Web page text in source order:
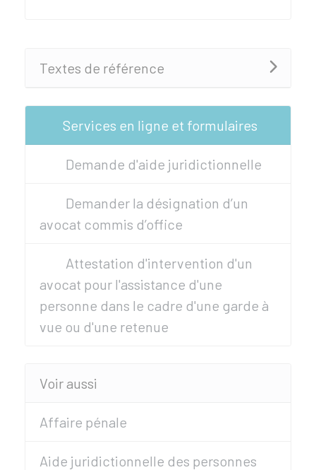
Textes de référence
Services en ligne et formulaires
Demande d'aide juridictionnelle
Demander la désignation d’un
avocat commis d’office
Attestation d'intervention d'un
avocat pour l'assistance d'une
personne dans le cadre d'une garde à
vue ou d'une retenue
Voir aussi
Affaire pénale
Aide juridictionnelle des personnes